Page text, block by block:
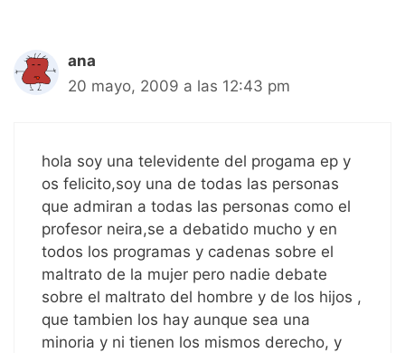
ana
20 mayo, 2009 a las 12:43 pm
hola soy una televidente del progama ep y
os felicito,soy una de todas las personas
que admiran a todas las personas como el
profesor neira,se a debatido mucho y en
todos los programas y cadenas sobre el
maltrato de la mujer pero nadie debate
sobre el maltrato del hombre y de los hijos ,
que tambien los hay aunque sea una
minoria y ni tienen los mismos derecho, y